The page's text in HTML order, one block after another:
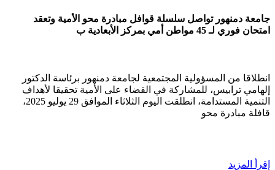
جامعة دمنهور تواصل سلسلة قوافل مبادرة محو الأمية وتعقد
امتحان فوري لـ 45 مواطن أمي بمركز الأبعادية ب
انطلاقا من المسؤولية المجتمعية لجامعة دمنهور برئاسة الدكتور
إلهامي ترابيس، للمشاركة في القضاء على الأمية تحقيقا لأهداف
التنمية المستدامة، انطلقت اليوم الثلاثاء الموافق 29 يوليو 2025،
قافلة مبادرة محو
إقرأ المزيد